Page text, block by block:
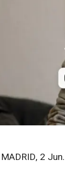
MADRID, 2